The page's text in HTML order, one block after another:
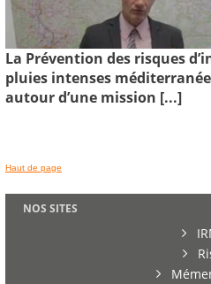
La Prévention des risques
pluies intenses
autour d’une mission [...]
Haut de page
NOS SITES